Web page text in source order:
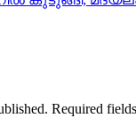
Required